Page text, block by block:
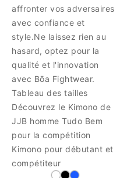
affronter vos adversaires
avec confiance et
style.Ne laissez rien au
hasard, optez pour la
qualité et l'innovation
avec Bōa Fightwear.
Tableau des tailles
Découvrez le Kimono de
JJB homme Tudo Bem
pour la compétition
Kimono pour débutant et
compétiteur